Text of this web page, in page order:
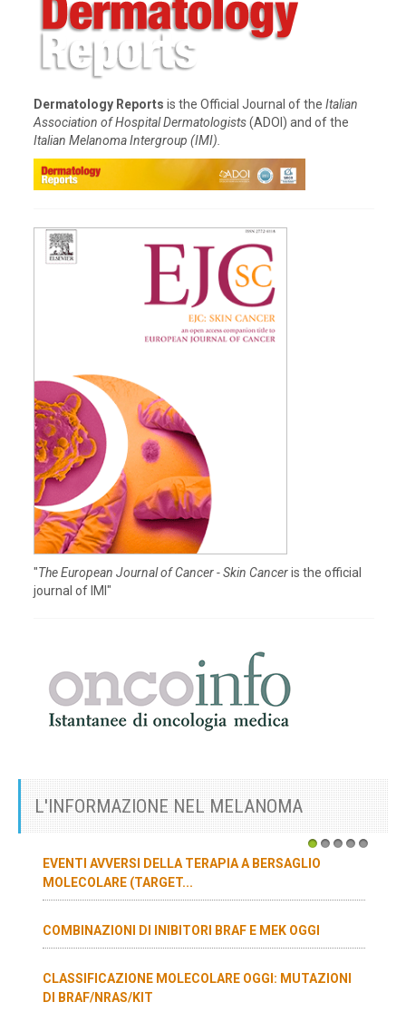
I.R.S.T. Istituto Scientifico Romagnolo per lo Studio e la Cura
dei Tumori
U.O. Immunoterapia e terapia cellulare somatica (Meldola)
Dermatology Reports is the Official Journal of the Italian
Association of Hospital Dermatologists(ADOI) and of the
Italian Melanoma Intergroup (IMI).
"The European Journal of Cancer - Skin Canceris the official
journal of IMI"
L'INFORMAZIONE NEL MELANOMA
1
EVENTI AVVERSI DELLA TERAPIA A BERSAGLIO
MOLECOLARE (TARGET...
COMBINAZIONI DI INIBITORI BRAF E MEK OGGI
CLASSIFICAZIONE MOLECOLARE OGGI: MUTAZIONI
DI BRAF/NRAS/KIT